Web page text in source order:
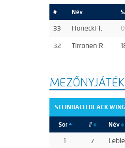
# Név
33 Höneckl T. 0
32 Tirronen R.
STEINBACH BLACK
Sor # Név
1 7